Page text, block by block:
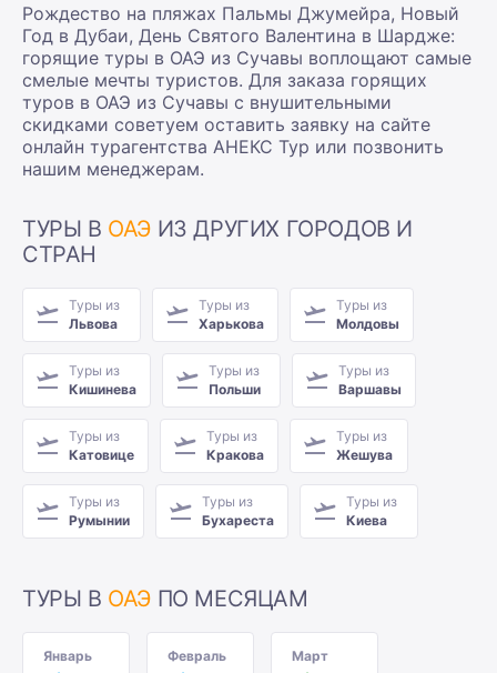
Рождество на пляжах Пальмы Джумейра, Новый
Год в Дубаи, День Святого Валентина в Шардже:
горящие туры в ОАЭ из Сучавы воплощают самые
смелые мечты туристов. Для заказа горящих
туров в ОАЭ из Сучавы с внушительными
скидками советуем оставить заявку на сайте
онлайн турагентства АНЕКС Тур или позвонить
нашим менеджерам.
ТУРЫ В ОАЭ ИЗ ДРУГИХ ГОРОДОВ И
СТРАН
Туры из
Львова
Туры из
Харькова
Туры из
Молдовы
Туры из
Кишинева
Туры из
Польши
Туры из
Варшавы
Туры из
Катовице
Туры из
Кракова
Туры из
Жешува
Туры из
Румынии
Туры из
Бухареста
Туры из
Киева
ТУРЫ В ОАЭ ПО МЕСЯЦАМ
Январь
Февраль
Март